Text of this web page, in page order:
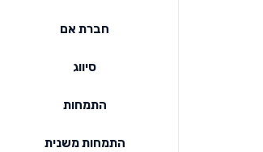
חברת אם
סיווג
התמחות
התמחות משנית